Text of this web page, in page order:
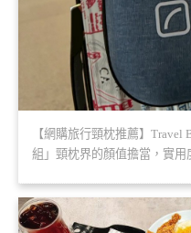
【網購旅行頸枕推薦】
組」頸枕界的顏值擔當，實用